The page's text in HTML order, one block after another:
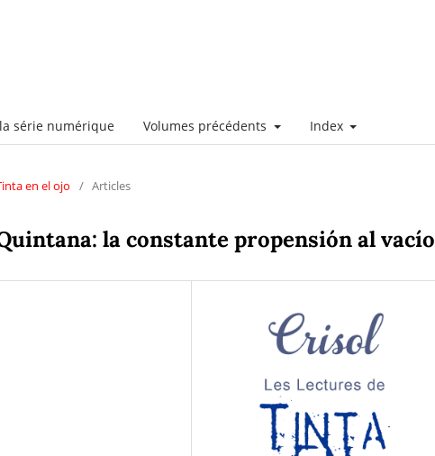
série numérique Volumes précédents Index
en el ojo / Articles
la constante propensión al vacío